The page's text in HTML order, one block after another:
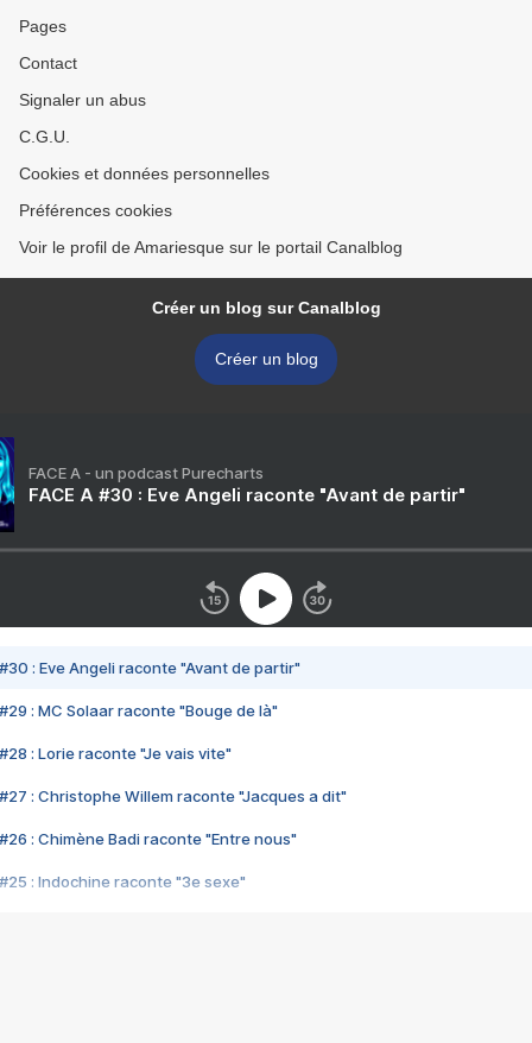
Pages
Contact
Signaler un abus
C.G.U.
Cookies et données personnelles
Préférences cookies
Voir le profil de Amariesque sur le portail Canalblog
Créer un blog sur Canalblog
Créer un blog
FACE A - un podcast Purecharts
FACE A #30 : Eve Angeli raconte "Avant de partir"
#30 : Eve Angeli raconte "Avant de partir"
#29 : MC Solaar raconte "Bouge de là"
#28 : Lorie raconte "Je vais vite"
#27 : Christophe Willem raconte "Jacques a dit"
#26 : Chimène Badi raconte "Entre nous"
#25 : Indochine raconte "3e sexe"